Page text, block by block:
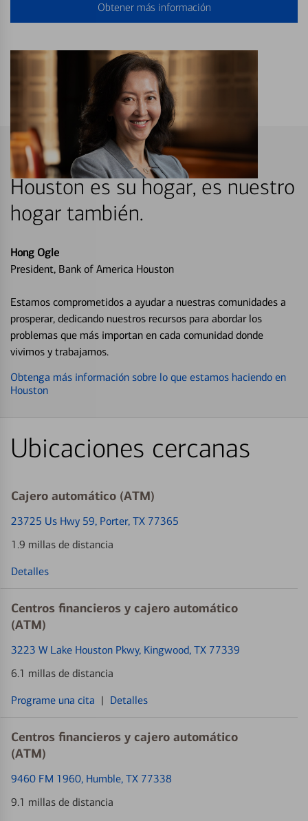
Obtener más información
Houston es su hogar, es nuestro
hogar también.
Hong Ogle
President, Bank of America Houston
Estamos comprometidos a ayudar a nuestras comunidades a
prosperar, dedicando nuestros recursos para abordar los
problemas que más importan en cada comunidad donde
vivimos y trabajamos.
Obtenga más información sobre lo que estamos haciendo en
Houston
Ubicaciones cercanas
Cajero automático (ATM)
23725 Us Hwy 59, Porter, TX 77365
1.9 millas de distancia
Detalles
Centros financieros y cajero automático
(ATM)
3223 W Lake Houston Pkwy, Kingwood, TX 77339
6.1 millas de distancia
Programe una cita | Detalles
Centros financieros y cajero automático
(ATM)
9460 FM 1960, Humble, TX 77338
9.1 millas de distancia